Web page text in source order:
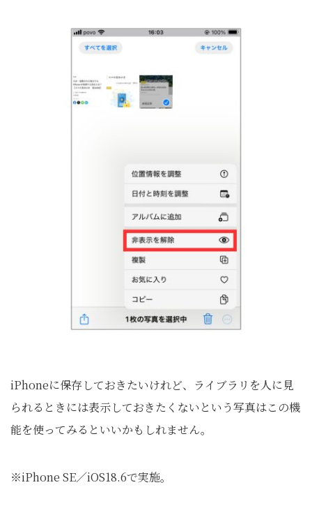
iPhoneに保存しておきたいけれど、ライブラリを人に見
られるときには表示しておきたくないという写真はこの機
能を使ってみるといいかもしれません。
※iPhone SE／iOS18.6で実施。